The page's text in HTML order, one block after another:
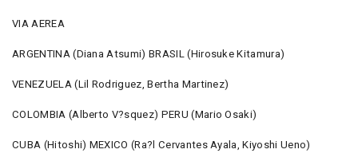
VIA AEREA
ARGENTINA (Diana Atsumi) BRASIL (Hirosuke Kitamura)
VENEZUELA (Lil Rodriguez, Bertha Martinez)
COLOMBIA (Alberto V?squez) PERU (Mario Osaki)
CUBA (Hitoshi) MEXICO (Ra?l Cervantes Ayala, Kiyoshi Ueno)